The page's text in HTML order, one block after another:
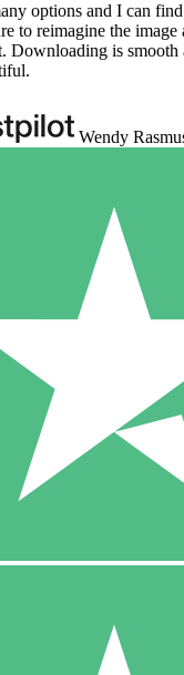
options and I can
to reimagine the
Downloading is smooth
Wendy